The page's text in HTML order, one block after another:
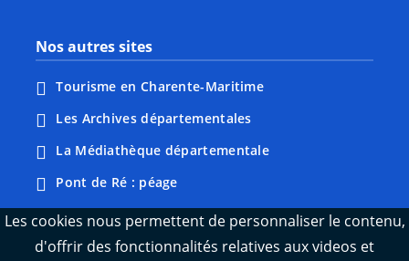
Nos autres sites
Tourisme en Charente-Maritime
Les Archives départementales
La Médiathèque départementale
Pont de Ré : péage
Webcams : Ré info trafic
Webcams : Oléron info trafic
Les cookies nous permettent de personnaliser le contenu,
d'offrir des fonctionnalités relatives aux videos et